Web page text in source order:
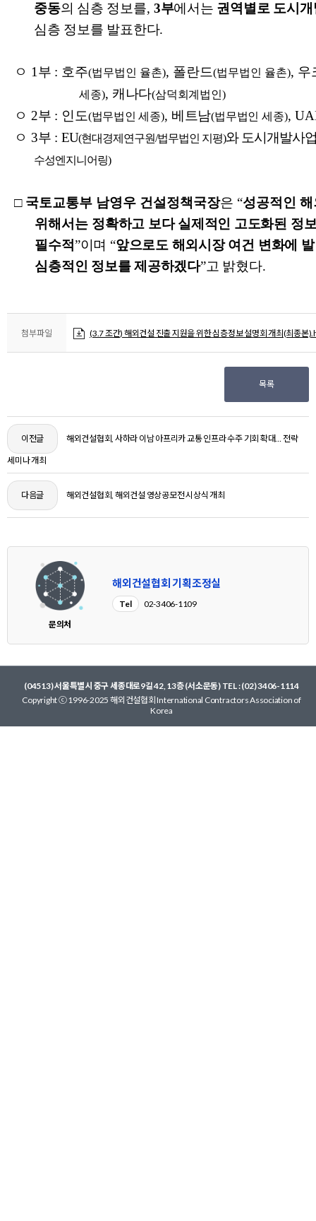
중동의 심층 정보를, 3부에서는 권역별로 도시
심층 정보를 발표한다.
ㅇ 1 부 : 호주(법무법인 율촌), 폴란드(법무법인 율촌), 우
세종), 캐나다(삼덕회계법인)
ㅇ 2부 : 인도(법무법인 세종), 베트남(법무법인 세종),
ㅇ 3부 :EU(현대경제연구원/법무법인 지평)와 도시개발사
수성엔지니어링)
□ 국토교통부 남영우 건설정책국장은 “성공적인
위해서는 정확하고 보다 실제적인 고도화된 정
필수적”이며 “앞으로도 해외시장 여건 변화에
심층적인 정보를 제공하겠다”고 밝혔다.
첨부파일 (3.7 조간) 해외건설 진출 지원을 위한 심층정보 설명회 개최(최종본
목록
이전글 해외건설협회, 사하라 이남 아프리카 교통 인프라 수주 기회 확대… 전략
세미나 개최
다음글 해외건설협회, 해외건설 영상공모전 시상식 개최
문의처
해외건설협회 기획조정실
Tel 02-3406-1109
(04513) 서울특별시 중구 세종대로9길 42, 13층 (서소문동) TEL : (02) 3406-1114
Copyright ⓒ 1996-2025 해외건설협회 International Contractors Association of
Korea